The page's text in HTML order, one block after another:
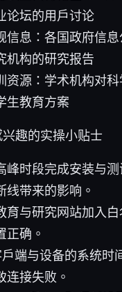
论坛的用户讨论
信息：各国政府信
机构的研究报告
资源：学术机构对
生教育方案
趣的实操小贴士
峰时段完成安装与
线带来的影响。
育与研究网站加入
正确。
端与设备的系统时
连接失败。